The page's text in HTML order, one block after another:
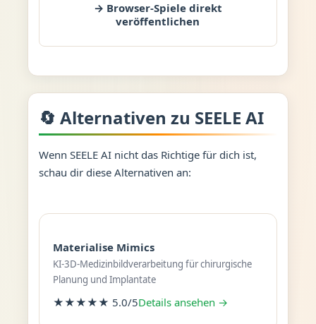
→ Browser-Spiele direkt
veröffentlichen
🔄 Alternativen zu SEELE AI
Wenn SEELE AI nicht das Richtige für dich ist,
schau dir diese Alternativen an:
Materialise Mimics
KI-3D-Medizinbildverarbeitung für chirurgische
Planung und Implantate
★★★★★ 5.0/5Details ansehen →